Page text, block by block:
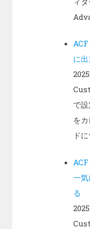
に
で
を
ド
一
る